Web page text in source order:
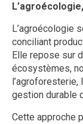
L’agroécologie
conciliant
Elle repose sur
écosystèmes,
gestion durable
Cette approche